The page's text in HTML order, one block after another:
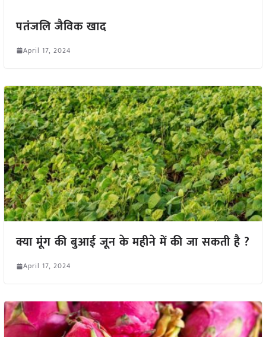
पतंजलि जैविक खाद
April 17, 2024
क्या मूंग की बुआई जून के महीने में की जा सकती है ?
April 17, 2024